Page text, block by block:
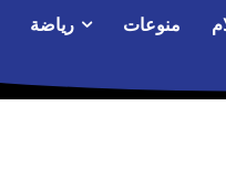
منوعات رياضة